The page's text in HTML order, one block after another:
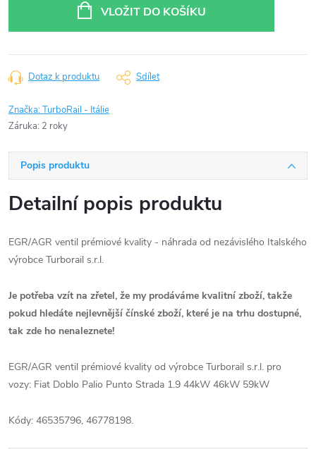
VLOŽIT DO KOŠÍKU
Dotaz k produktu Sdílet
Značka:TurboRail - Itálie
Záruka: 2 roky
Popis produktu
Detailní popis produktu
EGR/AGR ventil prémiové kvality - náhrada od nezávislého Italského
výrobce Turborail s.r.l.
Je potřeba vzít na zřetel, že my prodáváme kvalitní zboží, takže
pokud hledáte nejlevnější čínské zboží, které je na trhu dostupné,
tak zde ho nenaleznete!
EGR/AGR ventil prémiové kvality od výrobce Turborail s.r.l. pro
vozy: Fiat Doblo Palio Punto Strada 1.9 44kW 46kW 59kW
Kódy: 46535796, 46778198.